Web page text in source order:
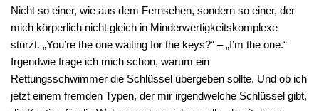
Nicht so einer, wie aus dem Fernsehen, sondern so einer, der
mich körperlich nicht gleich in Minderwertigkeitskomplexe
stürzt. „You’re the one waiting for the keys?“ – „I’m the one.“
Irgendwie frage ich mich schon, warum ein
Rettungsschwimmer die Schlüssel übergeben sollte. Und ob ich
jetzt einem fremden Typen, der mir irgendwelche Schlüssel gibt,